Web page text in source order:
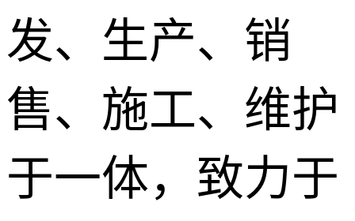
发、生产、销
售、施工、维护
于一体，致力于